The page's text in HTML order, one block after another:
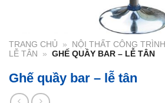
TRANG CHỦ » NỘI THẤT CÔNG TRÌNH
LỄ TÂN
» GHẾ QUẦY BAR – LỄ TÂN
Ghế quầy bar – lễ tân